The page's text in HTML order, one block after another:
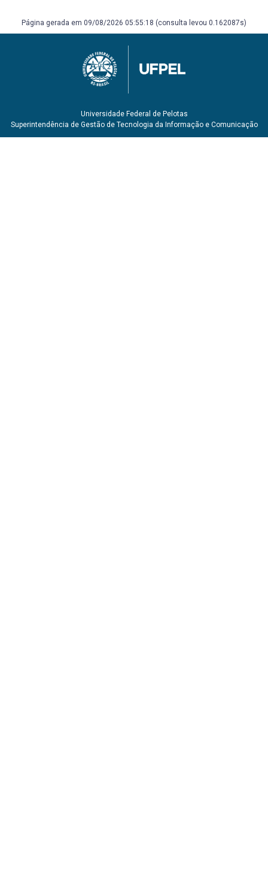
Página gerada em 09/08/2026 05:55:18 (consulta levou 0.162087s)
Universidade Federal de Pelotas
Superintendência de Gestão de Tecnologia da Informação e Comunicação